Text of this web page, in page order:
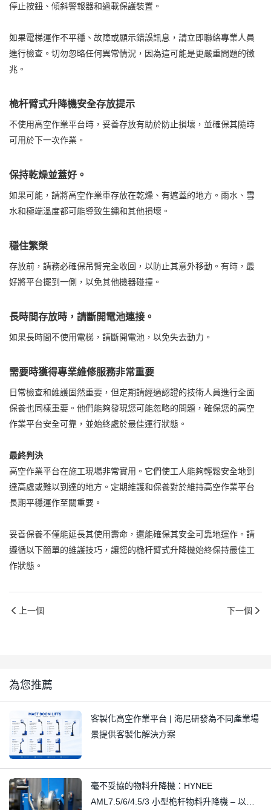
停止按鈕、傾斜警報器和過載保護裝置。
如果電梯運作不平穩、故障或顯示錯誤訊息，請立即聯絡專業人員
進行檢查。切勿忽略任何異常情況，因為這可能是更嚴重問題的徵
兆。
桅杆臂式升降機安全存放提示
不使用高空作業平台時，妥善存放有助於防止損壞，並確保其隨時
可用於下一次作業。
保持乾燥並蓋好。
如果可能，請將高空作業車存放在乾燥、有遮蓋的地方。雨水、雪
水和極端溫度都可能導致生鏽和其他損壞。
穩住繁榮
存放前，請務必確保吊臂完全收回，以防止其意外移動。有時，最
好將平台擺到一側，以免其他機器碰撞。
長時間存放時，請斷開電池連接。
如果長時間不使用電梯，請斷開電池，以免失去動力。
需要時獲得專業維修服務非常重要
日常檢查和維護固然重要，但定期請經過認證的技術人員進行全面
保養也同樣重要。他們能夠發現您可能忽略的問題，確保您的高空
作業平台安全可靠，並始終處於最佳運行狀態。
最終判決
高空作業平台在施工現場非常實用。它們使工人能夠輕鬆安全地到
達高處或難以到達的地方。定期維護和保養對於維持高空作業平台
長期平穩運作至關重要。
妥善保養不僅能延長其使用壽命，還能確保其安全可靠地運作。請
遵循以下簡單的維護技巧，讓您的桅杆臂式升降機始終保持最佳工
作狀態。
上一個 下一個
為您推薦
客製化高空作業平台 | 海尼研發為不同產業場
景提供客製化解決方案
毫不妥協的物料升降機：HYNEE
AML7.5/6/4.5/3 小型桅杆物料升降機 – 以精